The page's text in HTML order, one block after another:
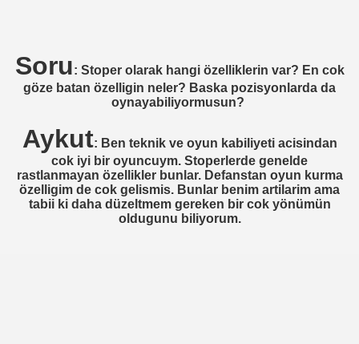
Soru: Stoper olarak hangi özelliklerin var? En cok
göze batan özelligin neler? Baska pozisyonlarda da
oynayabiliyormusun?
Aykut: Ben teknik ve oyun kabiliyeti acisindan
cok iyi bir oyuncuym. Stoperlerde genelde
rastlanmayan özellikler bunlar. Defanstan oyun kurma
özelligim de cok gelismis. Bunlar benim artilarim ama
tabii ki daha düzeltmem gereken bir cok yönümün
oldugunu biliyorum.
PASCHING)